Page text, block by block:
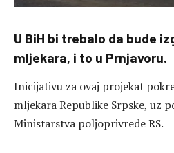
U BiH bi trebalo da bude
mljekara, i to u Prnjavoru.
Inicijativu za ovaj projekat
mljekara Republike Srpske, uz
Ministarstva poljoprivrede RS.